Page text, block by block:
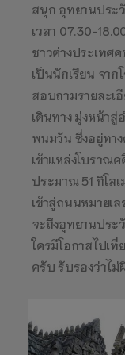
สนุก อุทยานประ
เวลา 07.30-
ชาวต่างประเทศ
เป็นนักเรียน จาก
สอบถามรายละเ
เดินทาง มุ่งหน้าสู่
พนมวัน ซึ่งอยู่ทา
เข้าแหล่งโบราณ
ประมาณ 51 กิโล
เข้าสู่ถนนหมายเ
จะถึงอุทยานประ
ใครมีโอกาสไปเ
ครับ รับรองว่าไม่